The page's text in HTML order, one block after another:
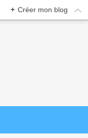
+ Créer mon blog